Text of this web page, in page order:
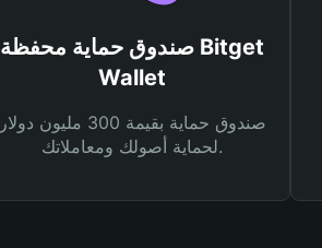
صندوق حماية محفظة Bitget
Wallet
صندوق حماية بقيمة 300 مليون دولار
لحماية أصولك ومعاملاتك.